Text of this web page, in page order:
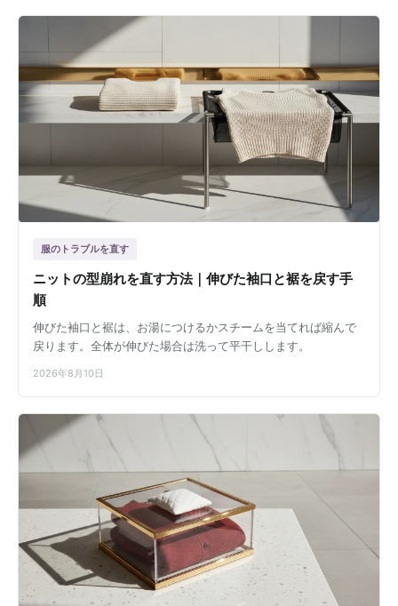
服のトラブルを直す
ニットの型崩れを直す方法｜伸びた袖口と裾を戻す手
順
伸びた袖口と裾は、お湯につけるかスチームを当てれば縮んで
戻ります。全体が伸びた場合は洗って平干しします。
2026年8月10日